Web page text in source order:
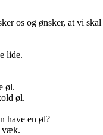
os og ønsker, at vi skal
lide.
øl.
øl.
have en øl?
væk.